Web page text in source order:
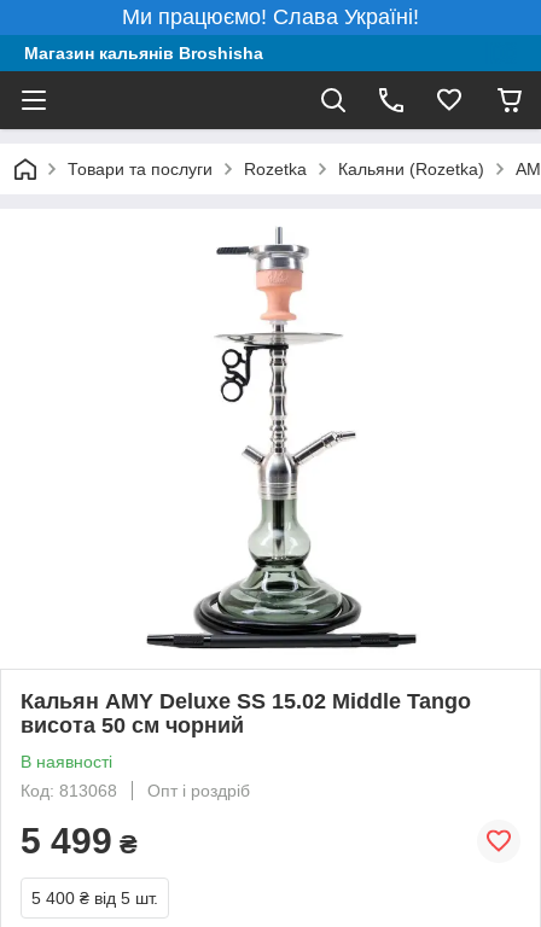
Ми працюємо! Слава Україні!
Магазин кальянів Broshisha
Товари та послуги Rozetka Кальяни (Rozetka)
Кальян AMY Deluxe SS 15.02 Middle Tango
висота 50 см чорний
В наявності
Код: 813068
Опт і роздріб
5 499 ₴
5 400 ₴ від 5 шт.